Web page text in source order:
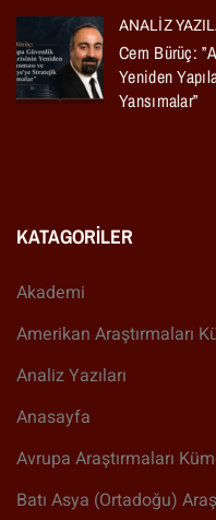
ANALIZ
Cem Bürüç:
Yeniden
Yansımalar”
KATAGORILER
Akademi
Amerikan Araştırmaları
Analiz Yazıları
Anasayfa
Avrupa Araştırmaları
Batı Asya (Ortadoğu)